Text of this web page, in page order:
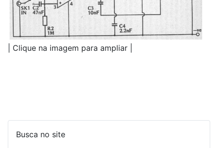
| Clique na imagem para ampliar |
Busca no site